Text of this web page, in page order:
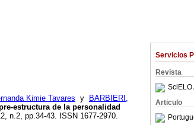
Servicios
Revista
SciELO
Articulo
Kimie Tavares y
BARBIERI,
estructura de la personalidad
n.2, pp.34-43. ISSN 1677-2970.